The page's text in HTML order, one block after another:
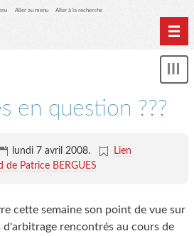
Aller au menu Aller à la recherche
en question ???
lundi 7 avril 2008.
Lien
de Patrice BERGUES
cette semaine son point de vue sur
d'arbitrage rencontrés au cours de